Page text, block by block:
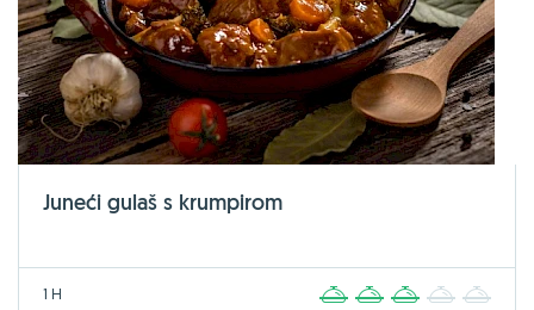
Juneći gulaš s krumpirom
1 H 2 3 4